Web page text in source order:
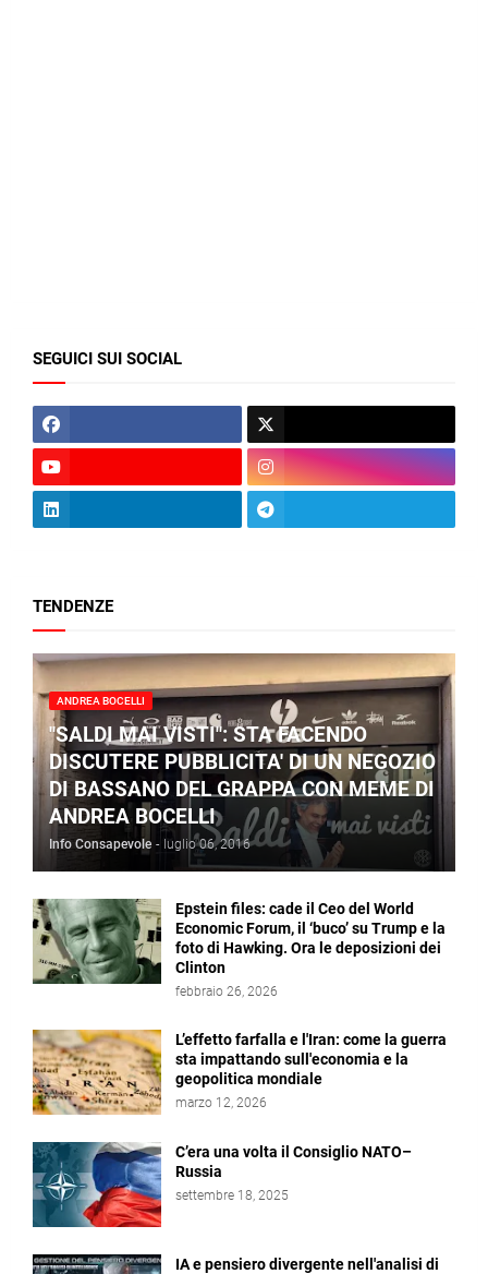
SEGUICI SUI SOCIAL
TENDENZE
ANDREA BOCELLI
"SALDI MAI VISTI": STA FACENDO
DISCUTERE PUBBLICITA' DI UN NEGOZIO
DI BASSANO DEL GRAPPA CON MEME DI
ANDREA BOCELLI
Info Consapevole - luglio 06, 2016
Epstein files: cade il Ceo del World
Economic Forum, il ‘buco’ su Trump e la
foto di Hawking. Ora le deposizioni dei
Clinton
febbraio 26, 2026
L’effetto farfalla e l'Iran: come la guerra
sta impattando sull'economia e la
geopolitica mondiale
marzo 12, 2026
C’era una volta il Consiglio NATO–
Russia
settembre 18, 2025
IA e pensiero divergente nell'analisi di